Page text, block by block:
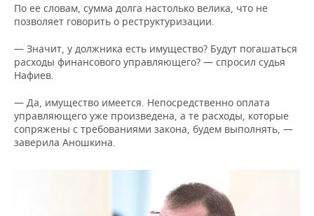
По ее словам, сумма долга настолько велика, что не
позволяет говорить о реструктуризации.
— Значит, у должника есть имущество? Будут погашаться
расходы финансового управляющего? — спросил судья
Нафиев.
— Да, имущество имеется. Непосредственно оплата
управляющего уже произведена, а те расходы, которые
сопряжены с требованиями закона, будем выполнять, —
заверила Аношкина.